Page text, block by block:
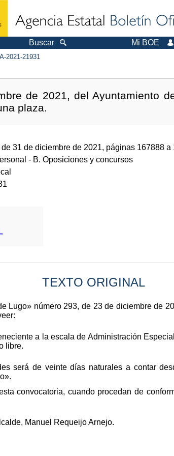
Buscar Mi BOE
2021-21931
de 2021, del Ayuntamiento
plaza.
de 31 de diciembre de 2021, páginas 167888 a
- B. Oposiciones y concursos
TEXTO ORIGINAL
Lugo» número 293, de 23 de diciembre de
a la escala de Administración
libre.
será de veinte días naturales a contar
convocatoria, cuando procedan de
Manuel Requeijo Arnejo.